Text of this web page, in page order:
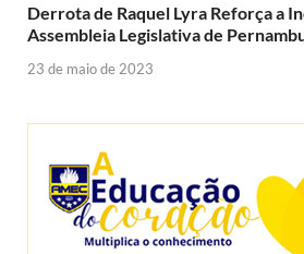
Derrota de Raquel Lyra Reforça a
Assembleia Legislativa de
23 de maio de 2023